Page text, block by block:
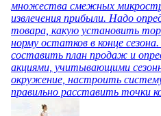
множества смежных
извлечения прибыли. Надо
товара, какую установить
норму остатков в конце
составить план продаж и
акциями, учитывающими
окружение, настроить
правильно расставить точки